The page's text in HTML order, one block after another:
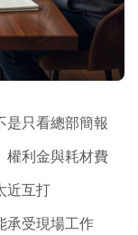
只看總部簡報
權利金與耗材費
近互打
承受現場工作